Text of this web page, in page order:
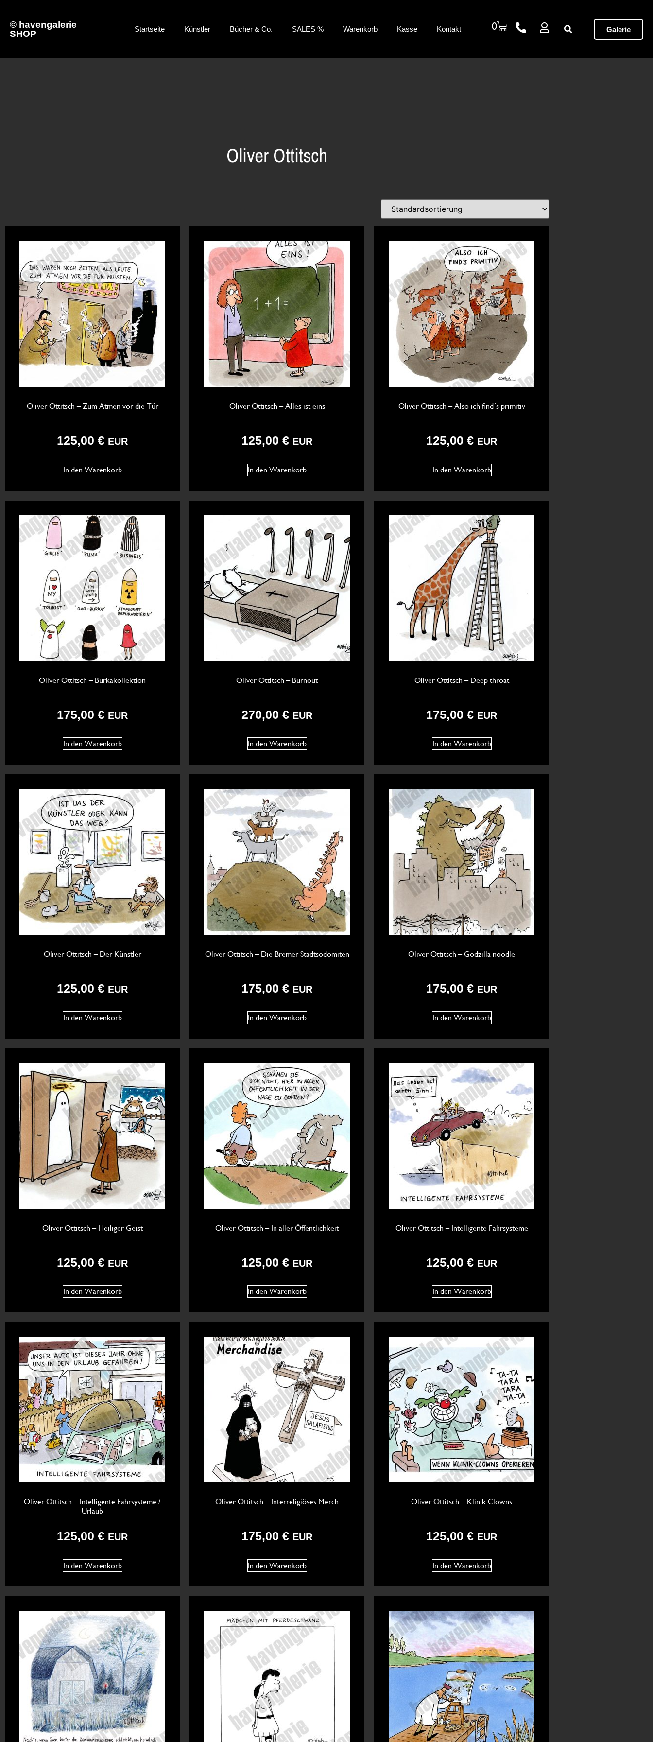
© havengalerie
SHOP
Startseite Künstler Bücher & Co. SALES % Warenkorb Kasse Kontakt 0 Galerie
Oliver Ottitsch
Oliver Ottitsch – Zum Atmen vor die Tür
125,00 € EUR
In den Warenkorb
Oliver Ottitsch – Alles ist eins
125,00 € EUR
In den Warenkorb
Oliver Ottitsch – Also ich find´s primitiv
125,00 € EUR
In den Warenkorb
Oliver Ottitsch – Burkakollektion
175,00 € EUR
In den Warenkorb
Oliver Ottitsch – Burnout
270,00 € EUR
In den Warenkorb
Oliver Ottitsch – Deep throat
175,00 € EUR
In den Warenkorb
Oliver Ottitsch – Der Künstler
125,00 € EUR
In den Warenkorb
Oliver Ottitsch – Die Bremer Stadtsodomiten
175,00 € EUR
In den Warenkorb
Oliver Ottitsch – Godzilla noodle
175,00 € EUR
In den Warenkorb
Oliver Ottitsch – Heiliger Geist
125,00 € EUR
In den Warenkorb
Oliver Ottitsch – In aller Öffentlichkeit
125,00 € EUR
In den Warenkorb
Oliver Ottitsch – Intelligente Fahrsysteme
125,00 € EUR
In den Warenkorb
Oliver Ottitsch – Intelligente Fahrsysteme /
Urlaub
125,00 € EUR
In den Warenkorb
Oliver Ottitsch – Interreligiöses Merch
175,00 € EUR
In den Warenkorb
Oliver Ottitsch – Klinik Clowns
125,00 € EUR
In den Warenkorb